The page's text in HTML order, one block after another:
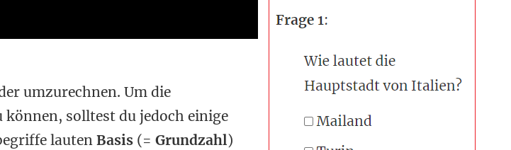
umzurechnen. Um die
solltest du jedoch einige
lauten Basis (= Grundzahl)